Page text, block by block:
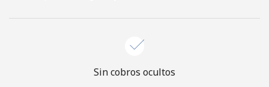
Sin cobros ocultos